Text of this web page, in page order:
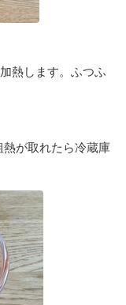
熱します。ふつふ
熱が取れたら冷蔵庫